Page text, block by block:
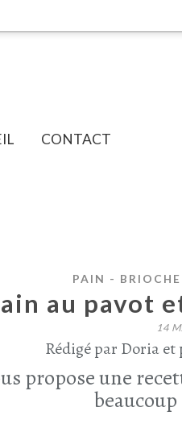
CONTACT
PAIN -
au pavot
14
Rédigé par Doria
propose une